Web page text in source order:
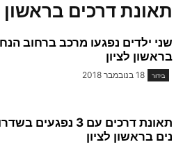
תאונת דרכים בראשון
שני ילדים נפגעו מרכב ברחוב
בראשון לציון
בידור 18 בנובמבר 2018
תאונת דרכים עם 3 נפגעים
נים בראשון לציון